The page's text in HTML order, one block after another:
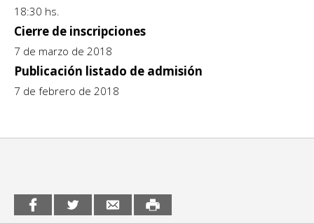
Infantil y Juvenil
Letras
Medio Ambiente
Sin categoría
18:30 hs.
Cierre de inscripciones
7 de marzo de 2018
Publicación listado de admisión
7 de febrero de 2018